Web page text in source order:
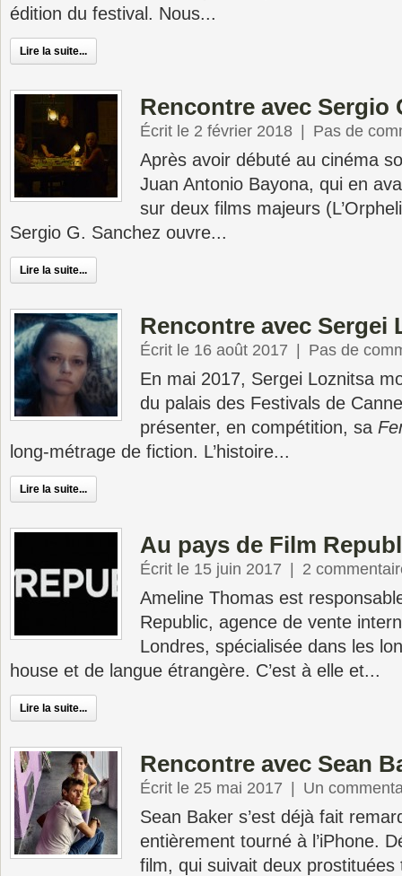
édition du festival. Nous...
Lire la suite...
Rencontre avec Sergio
Écrit le 2 février 2018 Pas de
Après avoir débuté au cinéma
Juan Antonio Bayona, qui en
sur deux films majeurs
Sergio G. Sanchez ouvre...
Lire la suite...
Rencontre avec Sergei
Écrit le 16 août 2017 Pas de
En mai 2017, Sergei Loznitsa
du palais des Festivals de
présenter, en compétition, sa
long-métrage de fiction. L’histoire...
Lire la suite...
Au pays de Film
Écrit le 15 juin 2017 2
Ameline Thomas est
Republic, agence de vente
Londres, spécialisée dans les
house et de langue étrangère. C’est à elle et...
Lire la suite...
Rencontre avec Sean
Écrit le 25 mai 2017 Un
Sean Baker s’est déjà fait
entièrement tourné à l’iPhone.
film, qui suivait deux